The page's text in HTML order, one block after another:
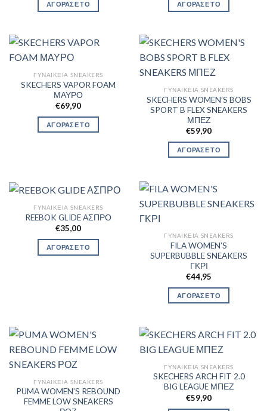
ΑΓΟΡΑΣΕ ΤΟ ΑΓΟΡΑΣΕ ΤΟ
ΓΥΝΑΙΚΕΊΑ SNEAKERS
SKECHERS VAPOR FOAM
ΜΑΥΡΟ
€69,90
ΑΓΟΡΑΣΕ ΤΟ
ΓΥΝΑΙΚΕΊΑ SNEAKERS
SKECHERS WOMEN’S BOBS
SPORT B FLEX SNEAKERS
ΜΠΕΖ
€59,90
ΑΓΟΡΑΣΕ ΤΟ
ΓΥΝΑΙΚΕΊΑ SNEAKERS
REEBOK GLIDE ΑΣΠΡΟ
€35,00
ΑΓΟΡΑΣΕ ΤΟ
ΓΥΝΑΙΚΕΊΑ SNEAKERS
FILA WOMEN’S
SUPERBUBBLE SNEAKERS
ΓΚΡΙ
€44,95
ΑΓΟΡΑΣΕ ΤΟ
ΓΥΝΑΙΚΕΊΑ SNEAKERS
PUMA WOMEN’S REBOUND
FEMME LOW SNEAKERS
ΓΥΝΑΙΚΕΊΑ SNEAKERS
SKECHERS ARCH FIT 2.0
BIG LEAGUE ΜΠΕΖ
€59,90